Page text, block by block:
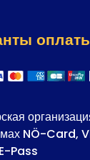
NÖ-Card,
Pass